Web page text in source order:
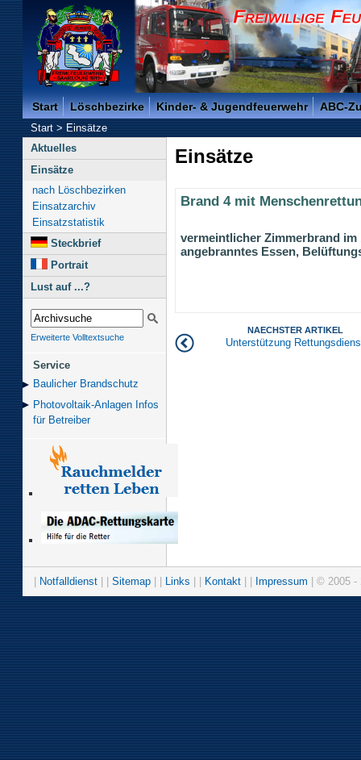
Freiwillige Feuerwehr der Kreisstadt Saarlouis -
Start Löschbezirke Kinder- & Jugendfeuerwehr ABC-
Start>Einsätze
Aktuelles
Einsätze
nach Löschbezirken
Einsatzarchiv
Einsatzstatistik
Steckbrief
Portrait
Lust auf ...?
Erweiterte Volltextsuche
Service
Baulicher Brand­schutz
Photovoltaik-Anlagen Infos
für Betreiber
Einsätze
Brand 4 mit
vermeintlicher Zimmerbrand im
angebranntes Essen,
NAECHSTER ARTIKEL
Unterstützung
Notfalldienst Sitemap Links Kontakt Impressum | © 2005 -